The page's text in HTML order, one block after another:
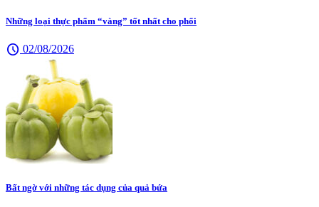
Những loại thực phẩm “vàng” tốt nhất cho phổi
schedule 02/08/2026
Bất ngờ với những tác dụng của quả bứa